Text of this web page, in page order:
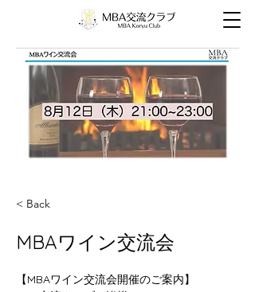
< Back
MBAワイン交流会
【MBAワイン交流会開催のご案内】